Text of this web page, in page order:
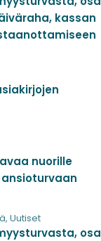
kassan
nuorille
, Uutiset
osa